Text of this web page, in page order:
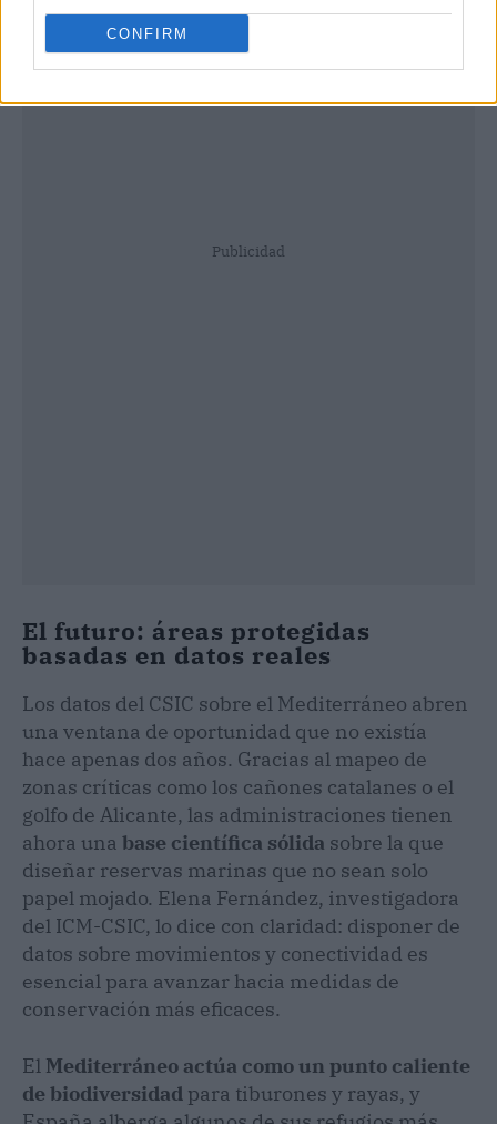
CONFIRM
Publicidad
El futuro: áreas protegidas
basadas en datos reales
Los datos del CSIC sobre el Mediterráneo abren
una ventana de oportunidad que no existía
hace apenas dos años. Gracias al mapeo de
zonas críticas como los cañones catalanes o el
golfo de Alicante, las administraciones tienen
ahora una base científica sólida sobre la que
diseñar reservas marinas que no sean solo
papel mojado. Elena Fernández, investigadora
del ICM-CSIC, lo dice con claridad: disponer de
datos sobre movimientos y conectividad es
esencial para avanzar hacia medidas de
conservación más eficaces.
El Mediterráneo actúa como un punto caliente
de biodiversidad para tiburones y rayas, y